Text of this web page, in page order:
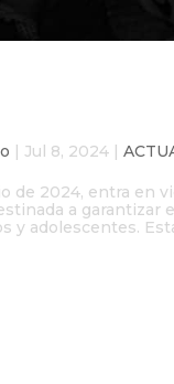
|Jul 8, 2024 |
de 2024, entra en
a
y adolescentes.